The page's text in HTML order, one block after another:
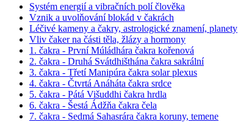
Systém energií a vibračních polí člověka
Vznik a uvolňování blokád v čakrách
Léčivé kameny a čakry, astrologické znamení, planety
Vliv čaker na části těla, žlázy a hormony
1. čakra - První Múládhára čakra kořenová
2. čakra - Druhá Svátdhišthána čakra sakrální
3. čakra - Třetí Manipúra čakra solar plexus
4. čakra - Čtvrtá Anáháta čakra srdce
5. čakra - Pátá Višuddhi čakra hrdla
6. čakra - Šestá Ádžňa čakra čela
7. čakra - Sedmá Sahasrára čakra koruny, temene